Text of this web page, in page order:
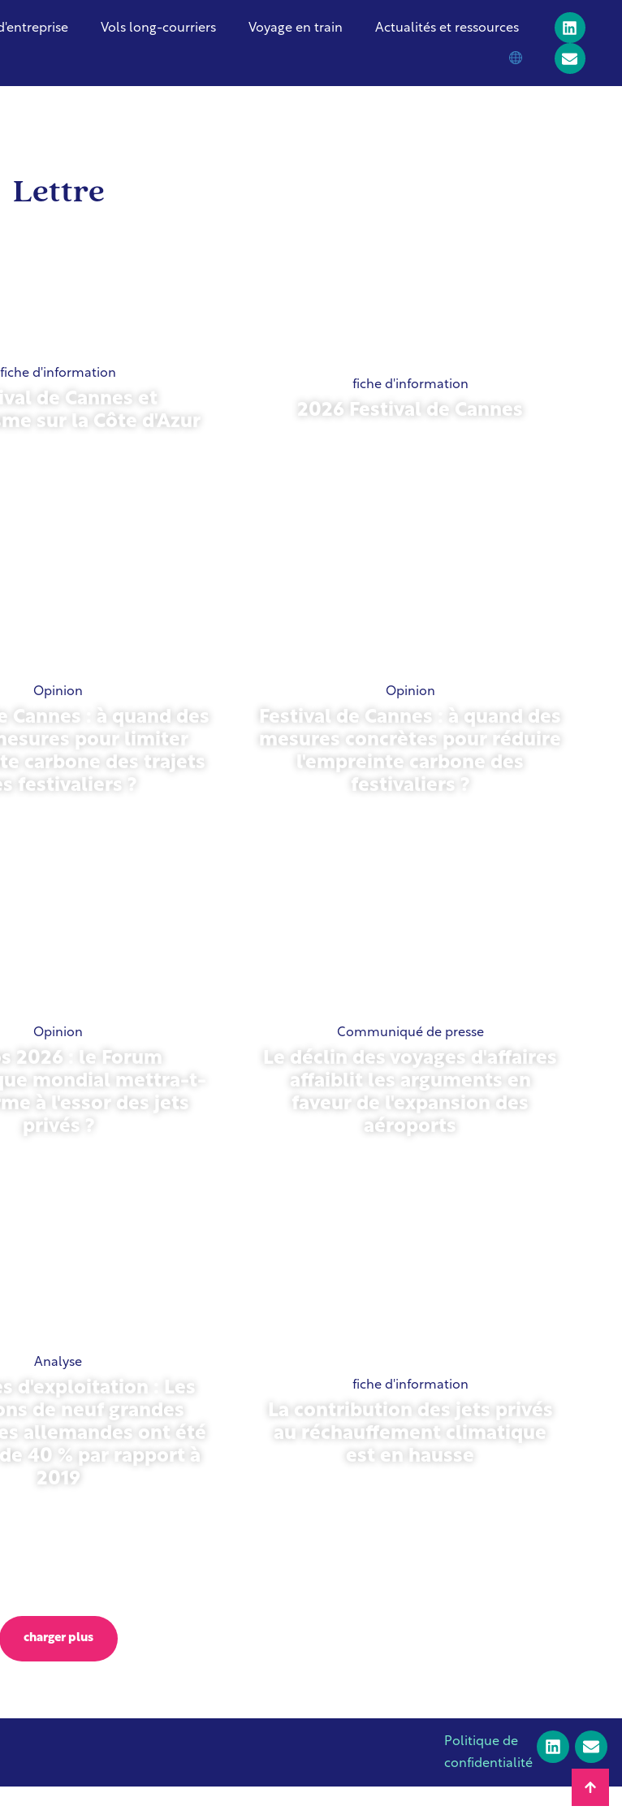
Vols long-courriers Voyage en train Actualités et ressources
Lettre
fiche d'information
de Cannes et
sur la Côte d'Azur
fiche d'information
2026 Festival de Cannes
Opinion
Cannes : à quand des
pour limiter
carbone des trajets
festivaliers ?
Opinion
Festival de Cannes : à quand des
mesures concrètes pour réduire
l'empreinte carbone des
festivaliers ?
Opinion
2026 : le Forum
mondial mettra-t-
à l'essor des jets
privés ?
Communiqué de presse
Le déclin des voyages d'affaires
affaiblit les arguments en
faveur de l'expansion des
aéroports
Analyse
d'exploitation : Les
de neuf grandes
allemandes ont été
40 % par rapport à
2019
fiche d'information
La contribution des jets privés
au réchauffement climatique
est en hausse
charger plus
Politique de
confidentialité